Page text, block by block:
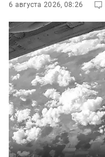
6 августа 2026, 08:26